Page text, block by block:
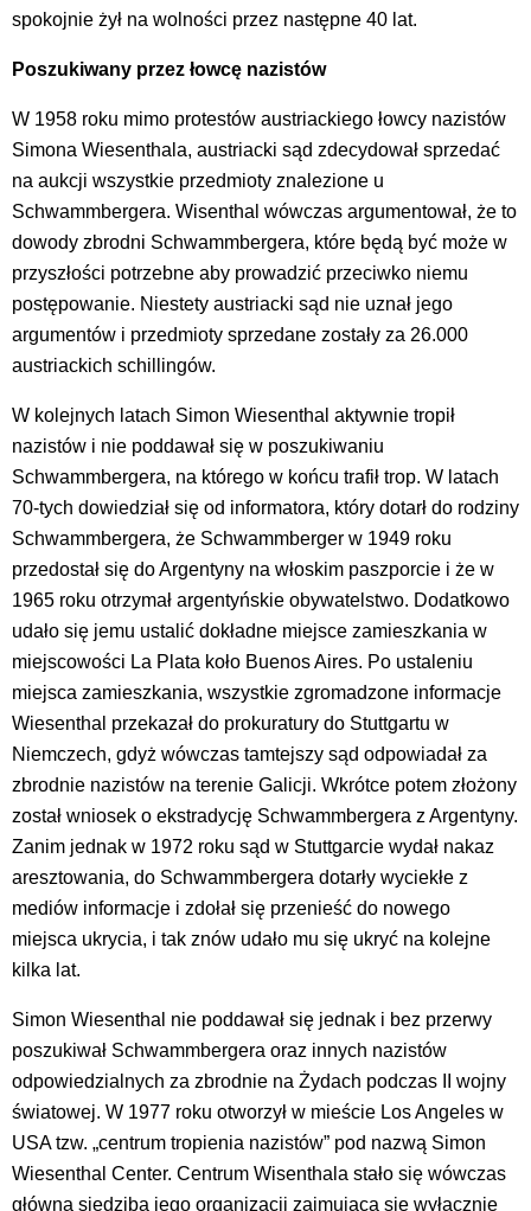
spokojnie żył na wolności przez następne 40 lat.
Poszukiwany przez łowcę nazistów
W 1958 roku mimo protestów austriackiego łowcy nazistów
Simona Wiesenthala, austriacki sąd zdecydował sprzedać
na aukcji wszystkie przedmioty znalezione u
Schwammbergera. Wisenthal wówczas argumentował, że to
dowody zbrodni Schwammbergera, które będą być może w
przyszłości potrzebne aby prowadzić przeciwko niemu
postępowanie. Niestety austriacki sąd nie uznał jego
argumentów i przedmioty sprzedane zostały za 26.000
austriackich schillingów.
W kolejnych latach Simon Wiesenthal aktywnie tropił
nazistów i nie poddawał się w poszukiwaniu
Schwammbergera, na którego w końcu trafił trop. W latach
70-tych dowiedział się od informatora, który dotarł do rodziny
Schwammbergera, że Schwammberger w 1949 roku
przedostał się do Argentyny na włoskim paszporcie i że w
1965 roku otrzymał argentyńskie obywatelstwo. Dodatkowo
udało się jemu ustalić dokładne miejsce zamieszkania w
miejscowości La Plata koło Buenos Aires. Po ustaleniu
miejsca zamieszkania, wszystkie zgromadzone informacje
Wiesenthal przekazał do prokuratury do Stuttgartu w
Niemczech, gdyż wówczas tamtejszy sąd odpowiadał za
zbrodnie nazistów na terenie Galicji. Wkrótce potem złożony
został wniosek o ekstradycję Schwammbergera z Argentyny.
Zanim jednak w 1972 roku sąd w Stuttgarcie wydał nakaz
aresztowania, do Schwammbergera dotarły wyciekłe z
mediów informacje i zdołał się przenieść do nowego
miejsca ukrycia, i tak znów udało mu się ukryć na kolejne
kilka lat.
Simon Wiesenthal nie poddawał się jednak i bez przerwy
poszukiwał Schwammbergera oraz innych nazistów
odpowiedzialnych za zbrodnie na Żydach podczas II wojny
światowej. W 1977 roku otworzył w mieście Los Angeles w
USA tzw. „centrum tropienia nazistów” pod nazwą Simon
Wiesenthal Center. Centrum Wisenthala stało się wówczas
główną siedzibą jego organizacji zajmującą się wyłącznie